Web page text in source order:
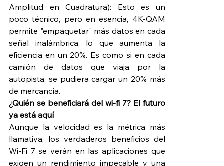
Amplitud en Cuadratura): Esto es un
poco técnico, pero en esencia, 4K-QAM
permite "empaquetar" más datos en cada
señal inalámbrica, lo que aumenta la
eficiencia en un 20%. Es como si en cada
camión de datos que viaja por la
autopista, se pudiera cargar un 20% más
de mercancía.
¿Quién se beneficiará del wi-fi 7? El futuro
ya está aquí
Aunque la velocidad es la métrica más
llamativa, los verdaderos beneficios del
Wi-Fi 7 se verán en las aplicaciones que
exigen un rendimiento impecable y una